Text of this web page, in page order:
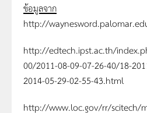
ข้อมูลจาก
http://
http://edtech.ipst.ac.th/
00/2011-08-09-07-26-40/18-
2014-05-29-02-55-43.html
http://www.loc.gov/rr/scitech/